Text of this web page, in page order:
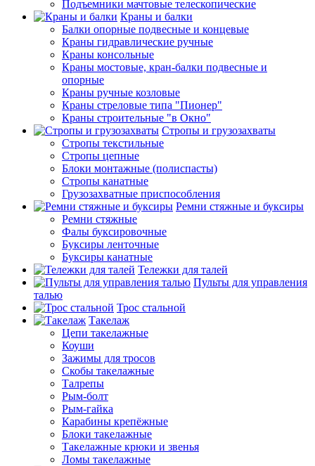
Подъемники мачтовые телескопические
Краны и балки
Балки опорные подвесные и концевые
Краны гидравлические ручные
Краны консольные
Краны мостовые, кран-балки подвесные и
опорные
Краны ручные козловые
Краны стреловые типа "Пионер"
Краны строительные "в Окно"
Стропы и грузозахваты
Стропы текстильные
Стропы цепные
Блоки монтажные (полиспасты)
Стропы канатные
Грузозахватные приспособления
Ремни стяжные и буксиры
Ремни стяжные
Фалы буксировочные
Буксиры ленточные
Буксиры канатные
Тележки для талей
Пульты для управления
талью
Трос стальной
Такелаж
Цепи такелажные
Коуши
Зажимы для тросов
Скобы такелажные
Талрепы
Рым-болт
Рым-гайка
Карабины крепёжные
Блоки такелажные
Такелажные крюки и звенья
Ломы такелажные